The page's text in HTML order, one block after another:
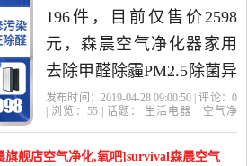
196件，目前仅售价2598
元，森晨空气净化器家用
去除甲醛除霾PM2.5除菌异
味商用办公室净化机是
精选生活电器当中性价比
发布时间：2019-04-28 09:00:50 | 评论： 0
| 浏览： 55| 话题： 生活电器
空气净
旗舰店空气净化,氧吧]survival森晨空气